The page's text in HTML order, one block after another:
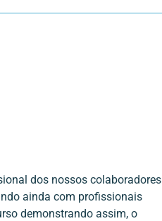
dos nossos colaboradores
ainda com profissionais
demonstrando assim, o